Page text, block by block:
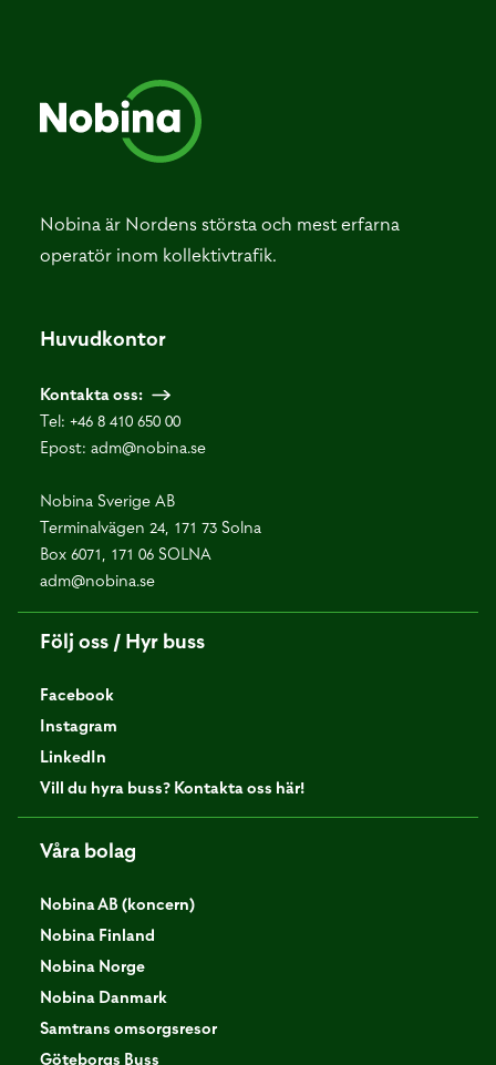
Nobina är Nordens största och mest erfarna
operatör inom kollektivtrafik.
Huvudkontor
Kontakta oss:
Tel: +46 8 410 650 00
Epost: adm@nobina.se
Nobina Sverige AB
Terminalvägen 24, 171 73 Solna
Box 6071, 171 06 SOLNA
adm@nobina.se
Följ oss / Hyr buss
Facebook
Instagram
LinkedIn
Vill du hyra buss? Kontakta oss här!
Våra bolag
Nobina AB (koncern)
Nobina Finland
Nobina Norge
Nobina Danmark
Samtrans omsorgsresor
Göteborgs Buss